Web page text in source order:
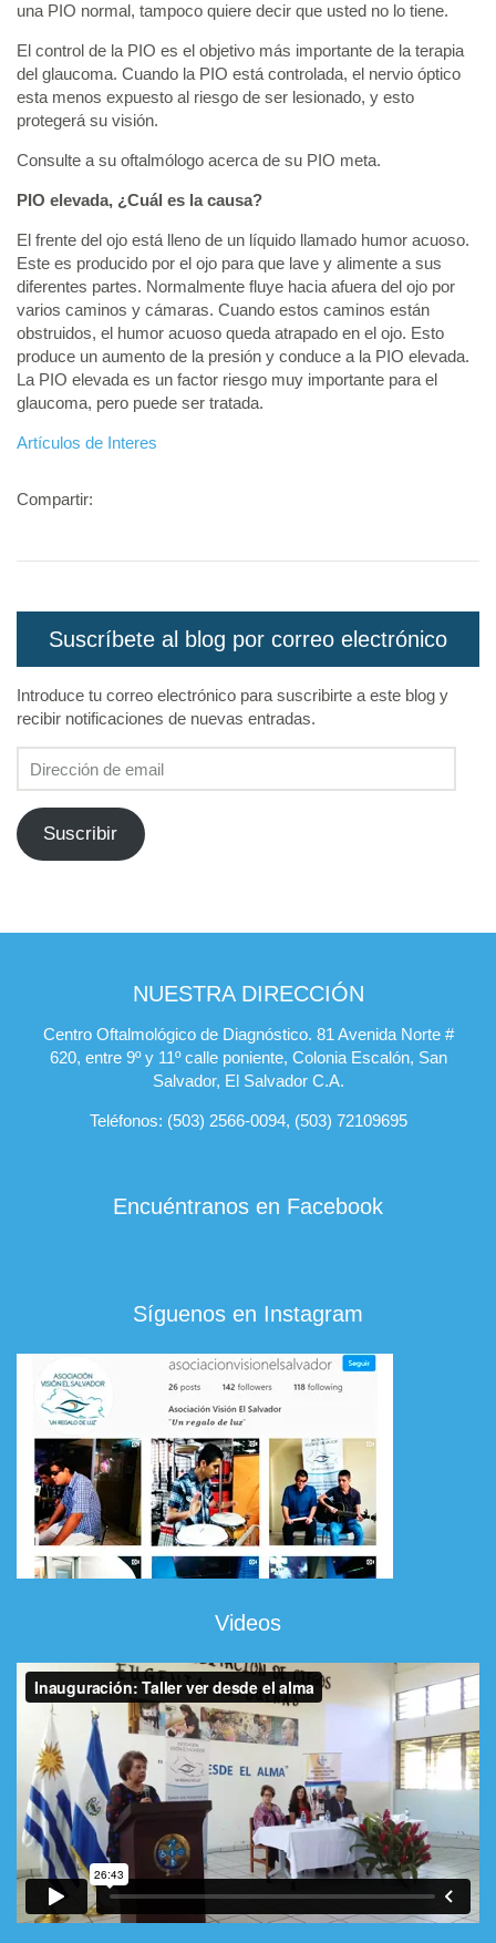
una PIO normal, tampoco quiere decir que usted no lo tiene.
El control de la PIO es el objetivo más importante de la terapia
del glaucoma. Cuando la PIO está controlada, el nervio óptico
esta menos expuesto al riesgo de ser lesionado, y esto
protegerá su visión.
Consulte a su oftalmólogo acerca de su PIO meta.
PIO elevada, ¿Cuál es la causa?
El frente del ojo está lleno de un líquido llamado humor acuoso.
Este es producido por el ojo para que lave y alimente a sus
diferentes partes. Normalmente fluye hacia afuera del ojo por
varios caminos y cámaras. Cuando estos caminos están
obstruidos, el humor acuoso queda atrapado en el ojo. Esto
produce un aumento de la presión y conduce a la PIO elevada.
La PIO elevada es un factor riesgo muy importante para el
glaucoma, pero puede ser tratada.
Artículos de Interes
Compartir:
Suscríbete al blog por correo electrónico
Introduce tu correo electrónico para suscribirte a este blog y
recibir notificaciones de nuevas entradas.
de
email
Suscribir
NUESTRA DIRECCIÓN
Centro Oftalmológico de Diagnóstico. 81 Avenida Norte #
620, entre 9º y 11º calle poniente, Colonia Escalón, San
Salvador, El Salvador C.A.
Teléfonos: (503) 2566-0094, (503) 72109695
Encuéntranos en Facebook
Síguenos en Instagram
Videos